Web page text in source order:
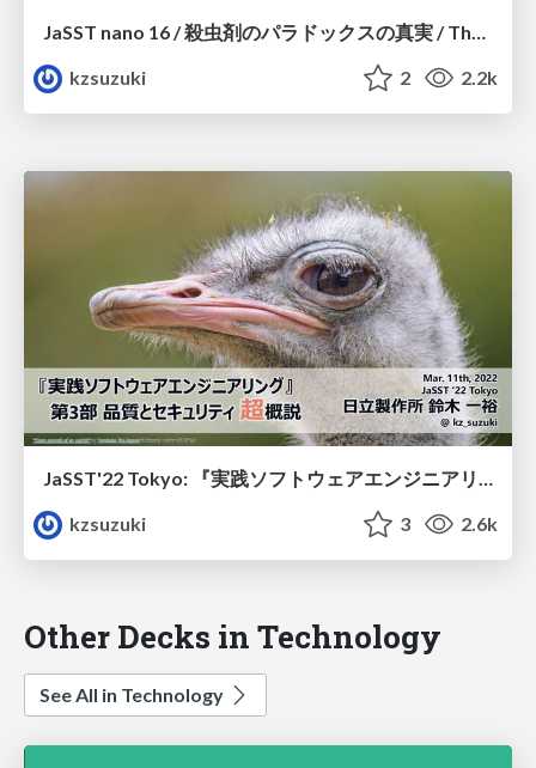
JaSST nano 16 / 殺虫剤のパラドックスの真実 / The Truth of The Pesticide Paradox
kzsuzuki
2 2.2k
kzsuzuki
3 2.6k
Other Decks in Technology
See All in Technology